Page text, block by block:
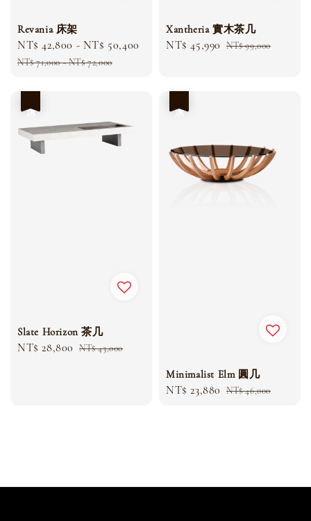
Revania 床架
Sale
price
NT$ 42,800 - NT$ 50,400
Regular
NT$ 71,000-NT$ 72,000
Xantheria 實木茶几
Sale
NT$ 45,990 Regular
NT$ 99,000
Slate Horizon 茶几
Sale
NT$ 28,800 Regular
NT$ 43,000
Minimalist Elm 圓几
Sale
NT$ 23,880 Regular
NT$ 46,000